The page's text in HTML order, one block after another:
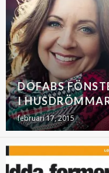
DOFABS
I
februari 17, 2015